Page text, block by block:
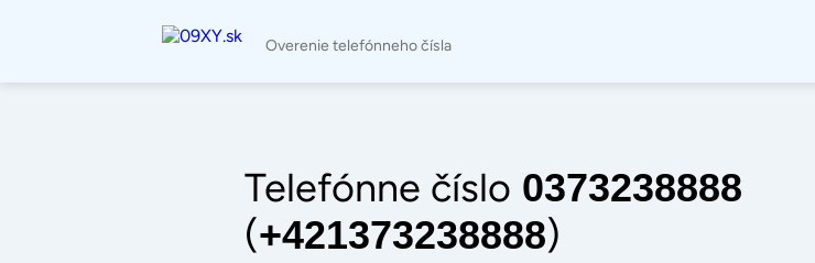
Overenie telefónneho čísla
Telefónne číslo 0373238888
(+421373238888)